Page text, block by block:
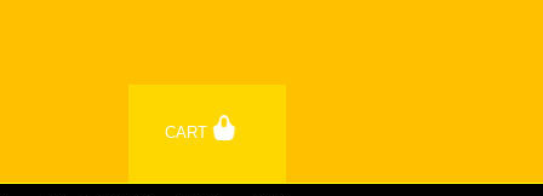
CART